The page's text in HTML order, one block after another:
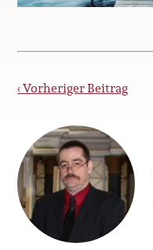
‹ Vorheriger Beitrag